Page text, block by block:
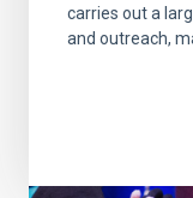
carries out a
and outreach,